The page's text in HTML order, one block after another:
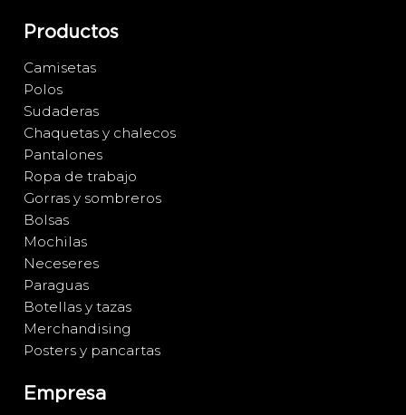
Productos
Camisetas
Polos
Sudaderas
Chaquetas y chalecos
Pantalones
Ropa de trabajo
Gorras y sombreros
Bolsas
Mochilas
Neceseres
Paraguas
Botellas y tazas
Merchandising
Posters y pancartas
Empresa